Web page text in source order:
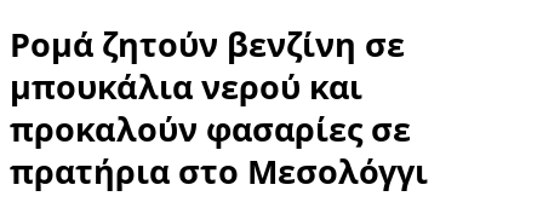
Ρομά ζητούν βενζίνη σε
μπουκάλια νερού και
προκαλούν φασαρίες σε
πρατήρια στο Μεσολόγγι